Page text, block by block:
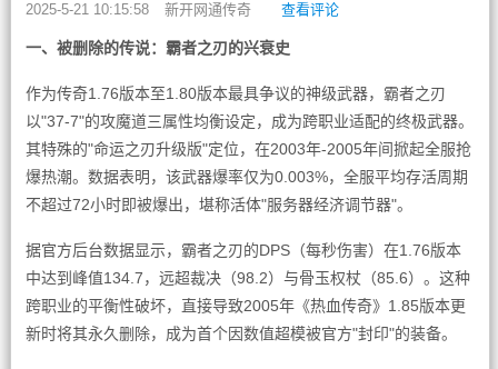
2025-5-21 10:15:58 新开网通传奇 查看评论
一、被删除的传说：霸者之刃的兴衰史
作为传奇1.76版本至1.80版本最具争议的神级武器，霸者之刃
以"37-7"的攻魔道三属性均衡设定，成为跨职业适配的终极武器。
其特殊的"命运之刃升级版"定位，在2003年-2005年间掀起全服抢
爆热潮。数据表明，该武器爆率仅为0.003%，全服平均存活周期
不超过72小时即被爆出，堪称活体"服务器经济调节器"。
据官方后台数据显示，霸者之刃的DPS（每秒伤害）在1.76版本
中达到峰值134.7，远超裁决（98.2）与骨玉权杖（85.6）。这种
跨职业的平衡性破坏，直接导致2005年《热血传奇》1.85版本更
新时将其永久删除，成为首个因数值超模被官方"封印"的装备。